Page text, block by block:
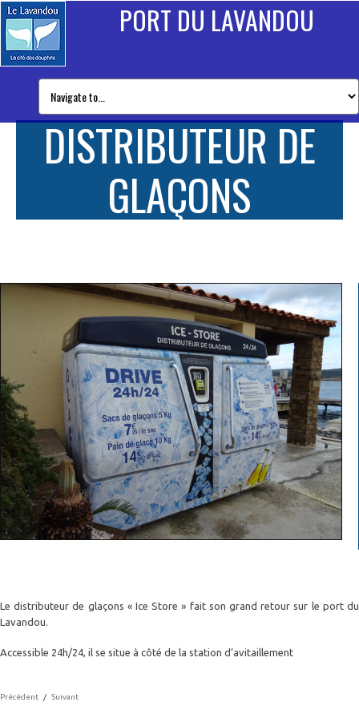
PORT DU LAVANDOU
DISTRIBUTEUR DE
GLAÇONS
Le distributeur de glaçons « Ice Store » fait son grand retour sur le port du
Lavandou.
Accessible 24h/24, il se situe à côté de la station d’avitaillement
Précédent / Suivant